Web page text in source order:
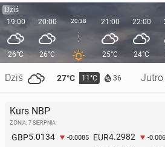
Dziś
19:00
26°C
Dziś 27°C 11°C 36 Jutro
20:00
26°C
20:38 21:00
25°C
22:00
24°C
Kurs NBP
Z DNIA: 7 SIERPNIA
GBP5.0134 -0.0085 EUR4.2982 -